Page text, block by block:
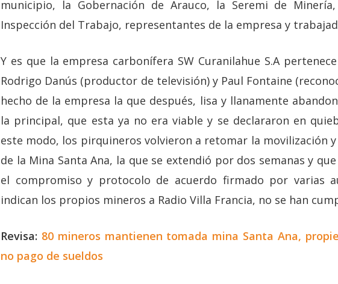
municipio, la Gobernación de Arauco, la Seremi de
Inspección del Trabajo, representantes de la empresa y
Y es que la empresa carbonífera SW Curanilahue S.A
Rodrigo Danús (productor de televisión) y Paul Fontaine
hecho de la empresa la que después, lisa y llanamente
la principal, que esta ya no era viable y se declararon en
este modo, los pirquineros volvieron a retomar la movilización
de la Mina Santa Ana, la que se extendió por dos semanas y
el compromiso y protocolo de acuerdo firmado por varias
indican los propios mineros a Radio Villa Francia, no se han
Revisa: 80 mineros mantienen tomada mina Santa Ana,
no pago de sueldos